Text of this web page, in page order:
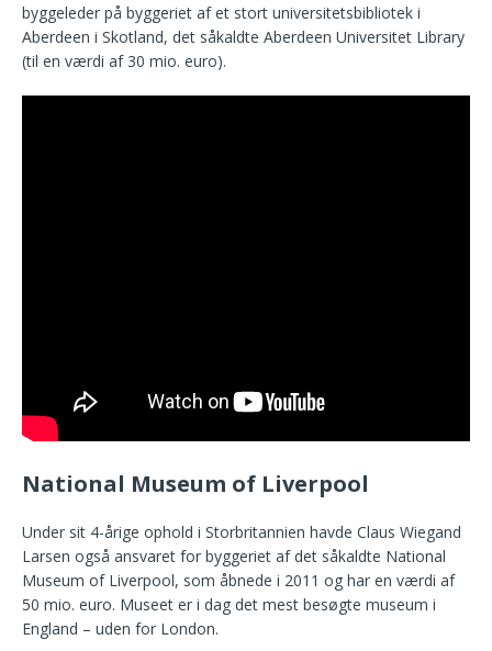
byggeleder på byggeriet af et stort universitetsbibliotek i
Aberdeen i Skotland, det såkaldte Aberdeen Universitet Library
(til en værdi af 30 mio. euro).
National Museum of Liverpool
Under sit 4-årige ophold i Storbritannien havde Claus Wiegand
Larsen også ansvaret for byggeriet af det såkaldte National
Museum of Liverpool, som åbnede i 2011 og har en værdi af
50 mio. euro. Museet er i dag det mest besøgte museum i
England – uden for London.